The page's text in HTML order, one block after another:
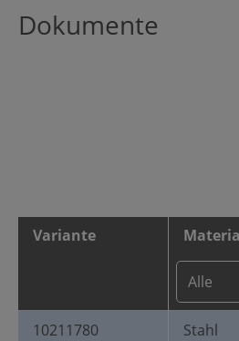
Dokumente
Variante
10211780
Stahl